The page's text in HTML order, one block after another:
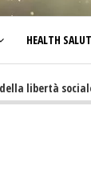
HEALTH
sociale e